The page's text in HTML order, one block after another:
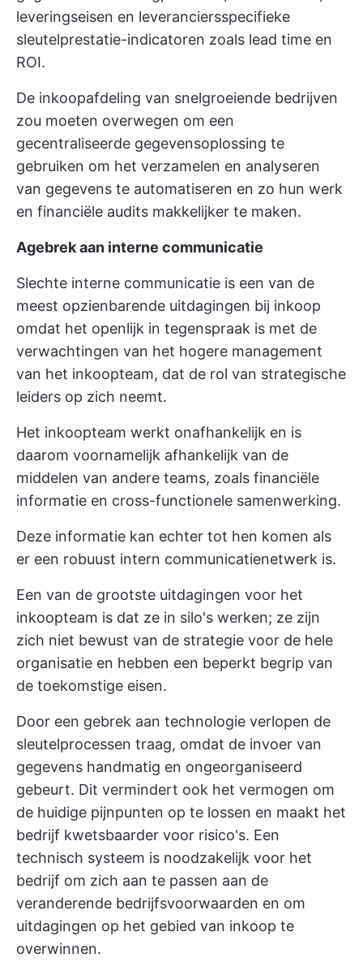
leveringseisen en leveranciersspecifieke
sleutelprestatie-indicatoren zoals lead time en
ROI.
De inkoopafdeling van snelgroeiende bedrijven
zou moeten overwegen om een
gecentraliseerde gegevensoplossing te
gebruiken om het verzamelen en analyseren
van gegevens te automatiseren en zo hun werk
en financiële audits makkelijker te maken.
Agebrek aan interne communicatie
Slechte interne communicatie is een van de
meest opzienbarende uitdagingen bij inkoop
omdat het openlijk in tegenspraak is met de
verwachtingen van het hogere management
van het inkoopteam, dat de rol van strategische
leiders op zich neemt.
Het inkoopteam werkt onafhankelijk en is
daarom voornamelijk afhankelijk van de
middelen van andere teams, zoals financiële
informatie en cross-functionele samenwerking.
Deze informatie kan echter tot hen komen als
er een robuust intern communicatienetwerk is.
Een van de grootste uitdagingen voor het
inkoopteam is dat ze in silo's werken; ze zijn
zich niet bewust van de strategie voor de hele
organisatie en hebben een beperkt begrip van
de toekomstige eisen.
Door een gebrek aan technologie verlopen de
sleutelprocessen traag, omdat de invoer van
gegevens handmatig en ongeorganiseerd
gebeurt. Dit vermindert ook het vermogen om
de huidige pijnpunten op te lossen en maakt het
bedrijf kwetsbaarder voor risico's. Een
technisch systeem is noodzakelijk voor het
bedrijf om zich aan te passen aan de
veranderende bedrijfsvoorwaarden en om
uitdagingen op het gebied van inkoop te
overwinnen.